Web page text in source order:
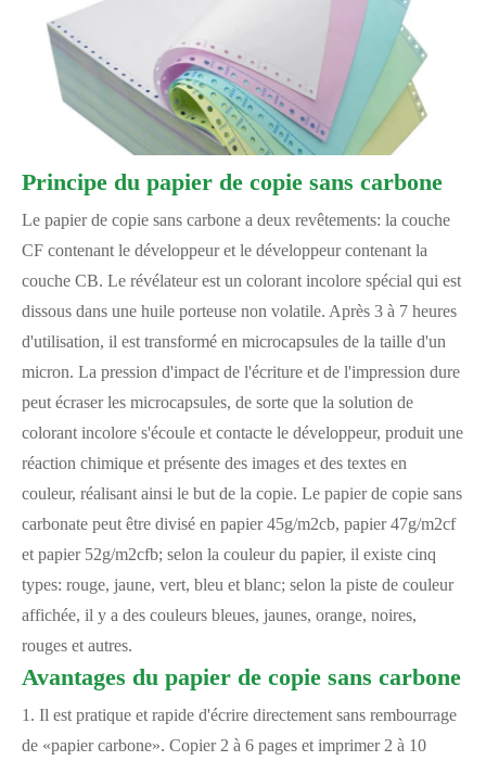
Principe du papier de copie sans carbone
Le papier de copie sans carbone a deux revêtements: la couche
CF contenant le développeur et le développeur contenant la
couche CB. Le révélateur est un colorant incolore spécial qui est
dissous dans une huile porteuse non volatile. Après 3 à 7 heures
d'utilisation, il est transformé en microcapsules de la taille d'un
micron. La pression d'impact de l'écriture et de l'impression dure
peut écraser les microcapsules, de sorte que la solution de
colorant incolore s'écoule et contacte le développeur, produit une
réaction chimique et présente des images et des textes en
couleur, réalisant ainsi le but de la copie. Le papier de copie sans
carbonate peut être divisé en papier 45g/m2cb, papier 47g/m2cf
et papier 52g/m2cfb; selon la couleur du papier, il existe cinq
types: rouge, jaune, vert, bleu et blanc; selon la piste de couleur
affichée, il y a des couleurs bleues, jaunes, orange, noires,
rouges et autres.
Avantages du papier de copie sans carbone
1. Il est pratique et rapide d'écrire directement sans rembourrage
de «papier carbone». Copier 2 à 6 pages et imprimer 2 à 10